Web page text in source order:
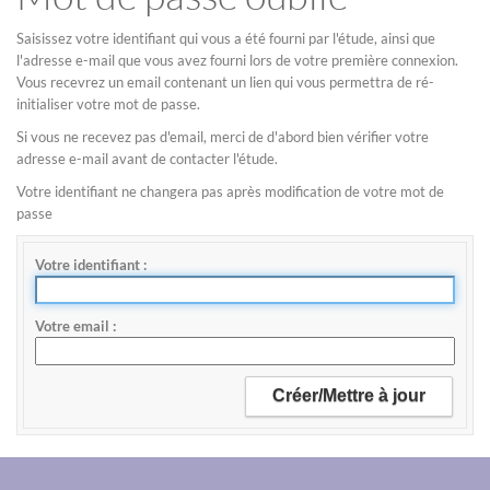
Saisissez votre identifiant qui vous a été fourni par l'étude, ainsi que
l'adresse e-mail que vous avez fourni lors de votre première connexion.
Vous recevrez un email contenant un lien qui vous permettra de ré-
initialiser votre mot de passe.
Si vous ne recevez pas d'email, merci de d'abord bien vérifier votre
adresse e-mail avant de contacter l'étude.
Votre identifiant ne changera pas après modification de votre mot de
passe
Votre identifiant
Votre email